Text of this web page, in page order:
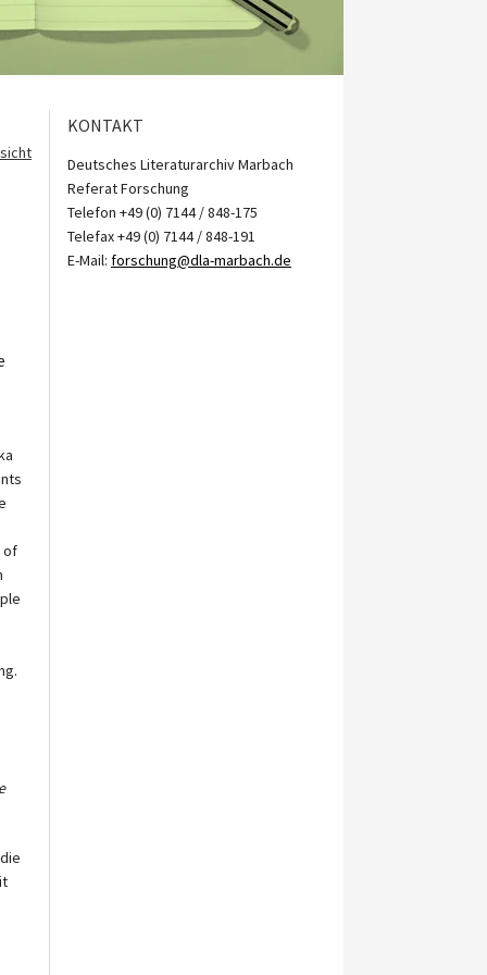
of
KONTAKT
Deutsches Literaturarchiv Marbach
Referat Forschung
Telefon +49 (0) 7144 / 848-175
Telefax +49 (0) 7144 / 848-191
E-Mail: forschung@dla-marbach.de